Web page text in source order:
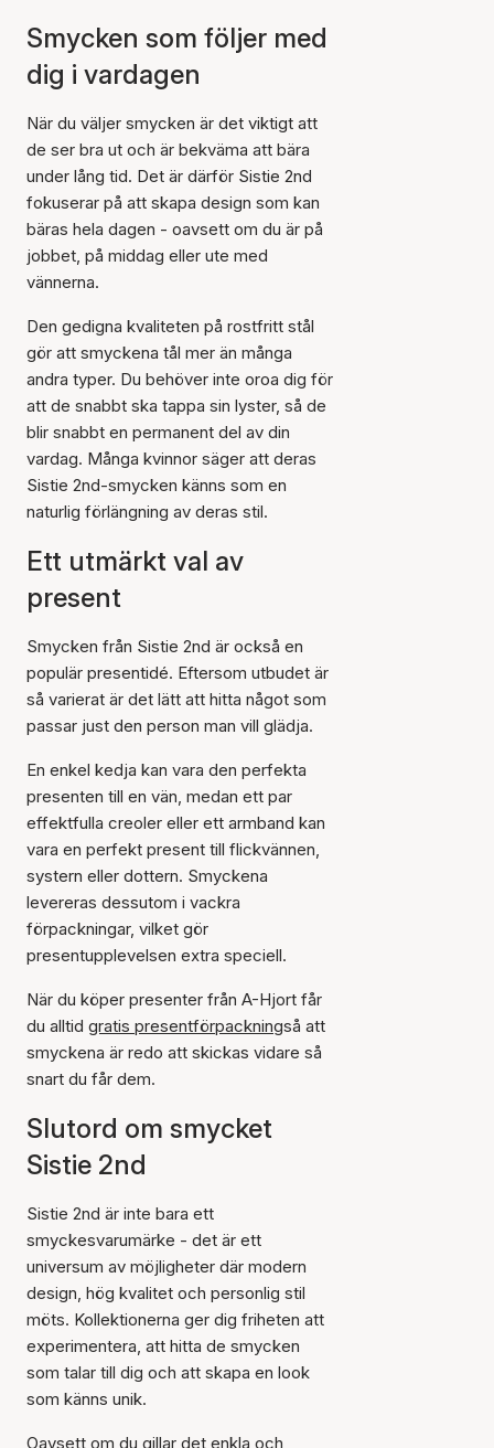
Smycken som följer med
dig i vardagen
När du väljer smycken är det viktigt att
de ser bra ut och är bekväma att bära
under lång tid. Det är därför Sistie 2nd
fokuserar på att skapa design som kan
bäras hela dagen - oavsett om du är på
jobbet, på middag eller ute med
vännerna.
Den gedigna kvaliteten på rostfritt stål
gör att smyckena tål mer än många
andra typer. Du behöver inte oroa dig för
att de snabbt ska tappa sin lyster, så de
blir snabbt en permanent del av din
vardag. Många kvinnor säger att deras
Sistie 2nd-smycken känns som en
naturlig förlängning av deras stil.
Ett utmärkt val av
present
Smycken från Sistie 2nd är också en
populär presentidé. Eftersom utbudet är
så varierat är det lätt att hitta något som
passar just den person man vill glädja.
En enkel kedja kan vara den perfekta
presenten till en vän, medan ett par
effektfulla creoler eller ett armband kan
vara en perfekt present till flickvännen,
systern eller dottern. Smyckena
levereras dessutom i vackra
förpackningar, vilket gör
presentupplevelsen extra speciell.
När du köper presenter från A-Hjort får
du alltid gratis presentförpackningså att
smyckena är redo att skickas vidare så
snart du får dem.
Slutord om smycket
Sistie 2nd
Sistie 2nd är inte bara ett
smyckesvarumärke - det är ett
universum av möjligheter där modern
design, hög kvalitet och personlig stil
möts. Kollektionerna ger dig friheten att
experimentera, att hitta de smycken
som talar till dig och att skapa en look
som känns unik.
Oavsett om du gillar det enkla och